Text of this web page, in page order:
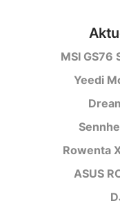
MSI GS76
Yeedi
Rowenta
ASUS